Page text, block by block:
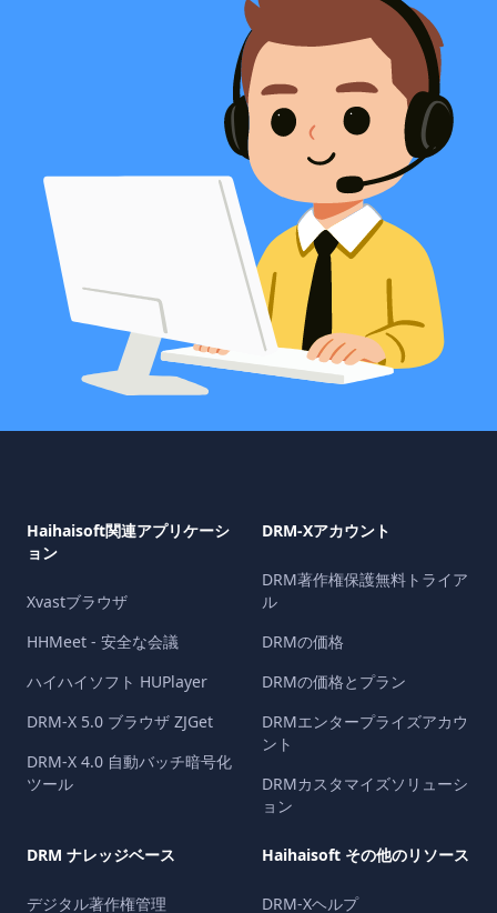
Haihaisoft関連アプリケーシ
ョン
Xvastブラウザ
HHMeet - 安全な会議
ハイハイソフト HUPlayer
DRM-X 5.0 ブラウザ ZJGet
DRM-X 4.0 自動バッチ暗号化
ツール
DRM-Xアカウント
DRM著作権保護無料トライア
ル
DRMの価格
DRMの価格とプラン
DRMエンタープライズアカウ
ント
DRMカスタマイズソリューシ
ョン
DRM ナレッジベース
デジタル著作権管理
Haihaisoft その他のリソース
DRM-Xヘルプ